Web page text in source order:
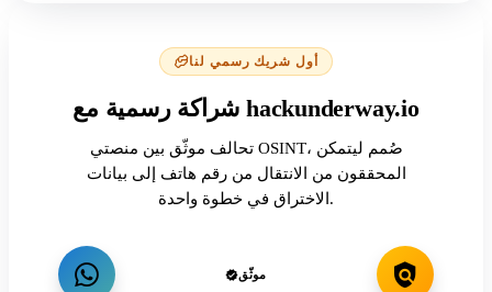
أول شريك رسمي لنا
شراكة رسمية مع hackunderway.io
تحالف موثّق بين منصتي OSINT، صُمم ليتمكن
المحققون من الانتقال من رقم هاتف إلى بيانات
الاختراق في خطوة واحدة.
موثّق